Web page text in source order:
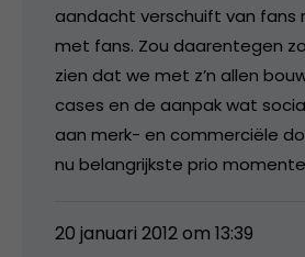
aandacht verschuift van fans
met fans. Zou daarentegen
zien dat we met z’n allen
cases en de aanpak wat
aan merk- en commerciële
nu belangrijkste prio
20 januari 2012 om 13:39